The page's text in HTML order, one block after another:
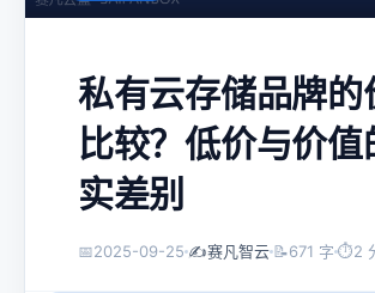
私有云存储品牌的
比较？低价与价值
实差别
📅2025-09-25 ✍️赛凡智云 📝671 字 ⏱2